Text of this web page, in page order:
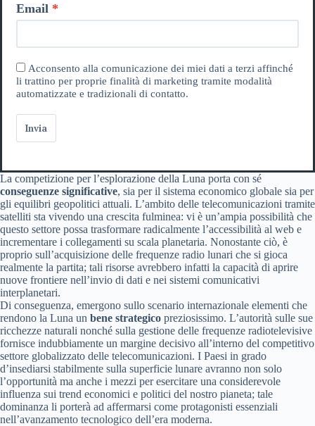
Email
Acconsento alla comunicazione dei miei dati a terzi affinché
li trattino per proprie finalità di marketing tramite modalità
automatizzate e tradizionali di contatto.
Invia
La competizione per l’esplorazione della Luna porta con sé
conseguenze significative, sia per il sistema economico globale sia per
gli equilibri geopolitici attuali. L’ambito delle telecomunicazioni tramite
satelliti sta vivendo una crescita fulminea: vi è un’ampia possibilità che
questo settore possa trasformare radicalmente l’accessibilità al web e
incrementare i collegamenti su scala planetaria. Nonostante ciò, è
proprio sull’acquisizione delle frequenze radio lunari che si gioca
realmente la partita; tali risorse avrebbero infatti la capacità di aprire
nuove frontiere nell’invio di dati e nei sistemi comunicativi
interplanetari.
Di conseguenza, emergono sullo scenario internazionale elementi che
rendono la Luna un bene strategico preziosissimo. L’autorità sulle sue
ricchezze naturali nonché sulla gestione delle frequenze radiotelevisive
fornisce indubbiamente un margine decisivo all’interno del competitivo
settore globalizzato delle telecomunicazioni. I Paesi in grado
d’insediarsi stabilmente sulla superficie lunare avranno non solo
l’opportunità ma anche i mezzi per esercitare una considerevole
influenza sui trend economici e politici del nostro pianeta; tale
dominanza li porterà ad affermarsi come protagonisti essenziali
nell’avanzamento tecnologico dell’era moderna.